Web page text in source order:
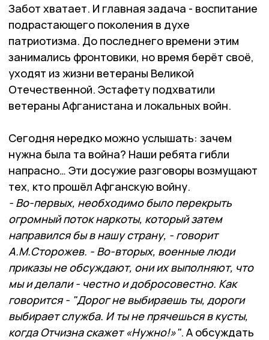
Забот хватает. И главная задача - воспитание
подрастающего поколения в духе
патриотизма. До последнего времени этим
занимались фронтовики, но время берёт своё,
уходят из жизни ветераны Великой
Отечественной. Эстафету подхватили
ветераны Афганистана и локальных войн.
Сегодня нередко можно услышать: зачем
нужна была та война? Наши ребята гибли
напрасно… Эти досужие разговоры возмущают
тех, кто прошёл Афганскую войну.
- Во-первых, необходимо было перекрыть
огромный поток наркоты, который затем
направился бы в нашу страну, - говорит
А.М.Сторожев. - Во-вторых, военные люди
приказы не обсуждают, они их выполняют, что
мы и делали - честно и добросовестно. Как
говорится - "Дорог не выбираешь ты, дороги
выбирает служба. И ты не прячешься в кусты,
когда Отчизна скажет «Нужно!»". А обсуждать